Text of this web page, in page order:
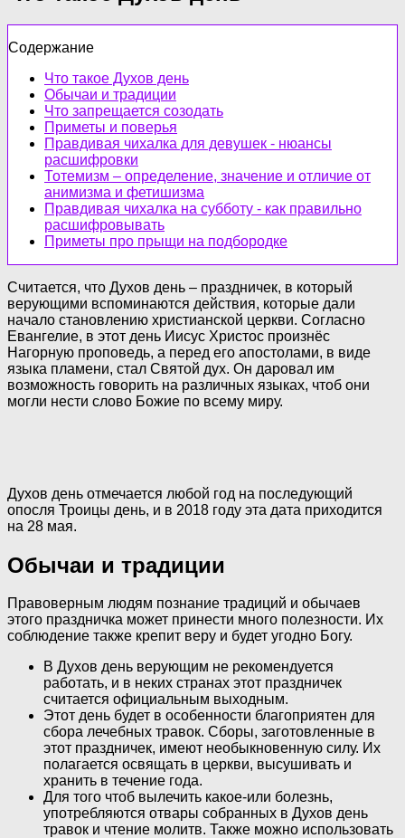
Содержание
Что такое Духов день
Обычаи и традиции
Что запрещается созодать
Приметы и поверья
Правдивая чихалка для девушек - нюансы
расшифровки
Тотемизм – определение, значение и отличие от
анимизма и фетишизма
Правдивая чихалка на субботу - как правильно
расшифровывать
Приметы про прыщи на подбородке
Считается, что Духов день – праздничек, в который
верующими вспоминаются действия, которые дали
начало становлению христианской церкви. Согласно
Евангелие, в этот день Иисус Христос произнёс
Нагорную проповедь, а перед его апостолами, в виде
языка пламени, стал Святой дух. Он даровал им
возможность говорить на различных языках, чтоб они
могли нести слово Божие по всему миру.
Духов день отмечается любой год на последующий
опосля Троицы день, и в 2018 году эта дата приходится
на 28 мая.
Обычаи и традиции
Правоверным людям познание традиций и обычаев
этого праздничка может принести много полезности. Их
соблюдение также крепит веру и будет угодно Богу.
В Духов день верующим не рекомендуется
работать, и в неких странах этот праздничек
считается официальным выходным.
Этот день будет в особенности благоприятен для
сбора лечебных травок. Сборы, заготовленные в
этот праздничек, имеют необыкновенную силу. Их
полагается освящать в церкви, высушивать и
хранить в течение года.
Для того чтоб вылечить какое-или болезнь,
употребляются отвары собранных в Духов день
травок и чтение молитв. Также можно использовать